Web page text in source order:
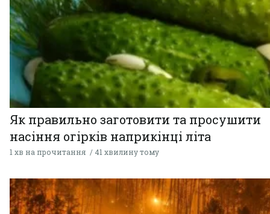
Як правильно заготовити та просушити
насіння огірків наприкінці літа
1 хв на прочитання 41 хвилину тому